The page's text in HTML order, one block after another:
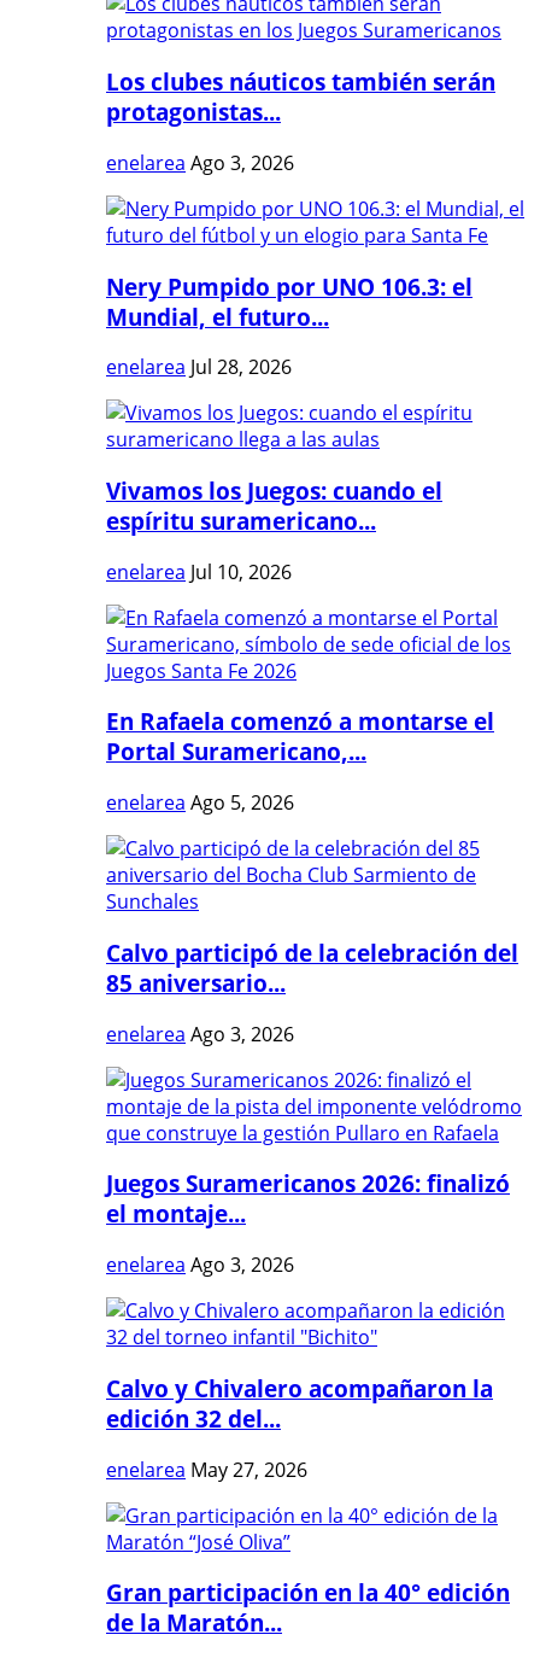
Los clubes náuticos también serán
protagonistas...
enelarea Ago 3, 2026
Nery Pumpido por UNO 106.3: el
Mundial, el futuro...
enelarea Jul 28, 2026
Vivamos los Juegos: cuando el
espíritu suramericano...
enelarea Jul 10, 2026
En Rafaela comenzó a montarse el
Portal Suramericano,...
enelarea Ago 5, 2026
Calvo participó de la celebración del
85 aniversario...
enelarea Ago 3, 2026
Juegos Suramericanos 2026: finalizó
el montaje...
enelarea Ago 3, 2026
Calvo y Chivalero acompañaron la
edición 32 del...
enelarea May 27, 2026
Gran participación en la 40° edición
de la Maratón...